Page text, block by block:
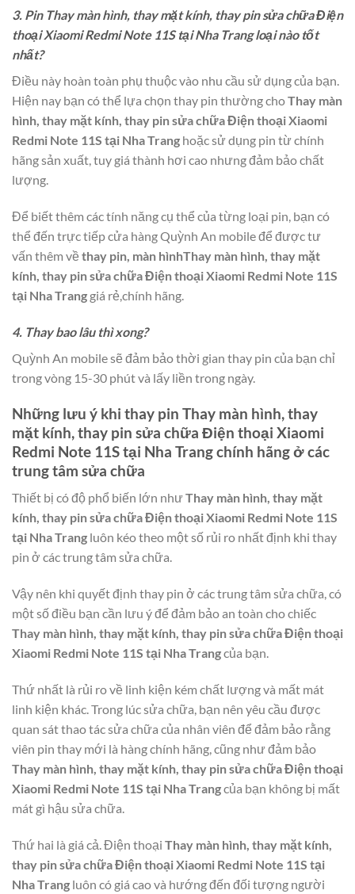
3. Pin Thay màn hình, thay mặt kính, thay pin sửa chữa Điện
thoại Xiaomi Redmi Note 11S tại Nha Trang loại nào tốt
nhất?
Điều này hoàn toàn phụ thuộc vào nhu cầu sử dụng của bạn.
Hiện nay bạn có thể lựa chọn thay pin thường choThay màn
hình, thay mặt kính, thay pin sửa chữa Điện thoại Xiaomi
Redmi Note 11S tại Nha Trang hoặc sử dụng pin từ chính
hãng sản xuất, tuy giá thành hơi cao nhưng đảm bảo chất
lượng.
Để biết thêm các tính năng cụ thể của từng loại pin, bạn có
thể đến trực tiếp cửa hàng Quỳnh An mobile để được tư
vấn thêm về thay pin, màn hìnhThay màn hình, thay mặt
kính, thay pin sửa chữa Điện thoại Xiaomi Redmi Note 11S
tại Nha Trang giá rẻ,chính hãng.
4. Thay bao lâu thì xong?
Quỳnh An mobile sẽ đảm bảo thời gian thay pin của bạn chỉ
trong vòng 15-30 phút và lấy liền trong ngày.
Những lưu ý khi thay pin Thay màn hình, thay
mặt kính, thay pin sửa chữa Điện thoại Xiaomi
Redmi Note 11S tại Nha Trangchính hãng ở các
trung tâm sửa chữa
Thiết bị có độ phổ biến lớn nhưThay màn hình, thay mặt
kính, thay pin sửa chữa Điện thoại Xiaomi Redmi Note 11S
tại Nha Trang luôn kéo theo một số rủi ro nhất định khi thay
pin ở các trung tâm sửa chữa.
Vậy nên khi quyết định thay pin ở các trung tâm sửa chữa, có
một số điều bạn cần lưu ý để đảm bảo an toàn cho chiếc
Thay màn hình, thay mặt kính, thay pin sửa chữa Điện thoại
Xiaomi Redmi Note 11S tại Nha Trangcủa bạn.
Thứ nhất là rủi ro về linh kiện kém chất lượng và mất mát
linh kiện khác. Trong lúc sửa chữa, bạn nên yêu cầu được
quan sát thao tác sửa chữa của nhân viên để đảm bảo rằng
viên pin thay mới là hàng chính hãng, cũng như đảm bảo
Thay màn hình, thay mặt kính, thay pin sửa chữa Điện thoại
Xiaomi Redmi Note 11S tại Nha Trangcủa bạn không bị mất
mát gì hậu sửa chữa.
Thứ hai là giá cả. Điện thoại Thay màn hình, thay mặt kính,
thay pin sửa chữa Điện thoại Xiaomi Redmi Note 11S tại
Nha Trang luôn có giá cao và hướng đến đối tượng người